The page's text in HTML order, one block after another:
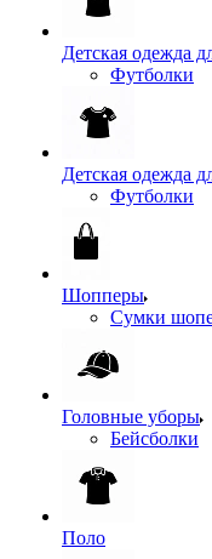
Детская одежда
Футболки
Детская одежда
Футболки
Шопперы
Сумки
Головные уборы
Бейсболки
Поло